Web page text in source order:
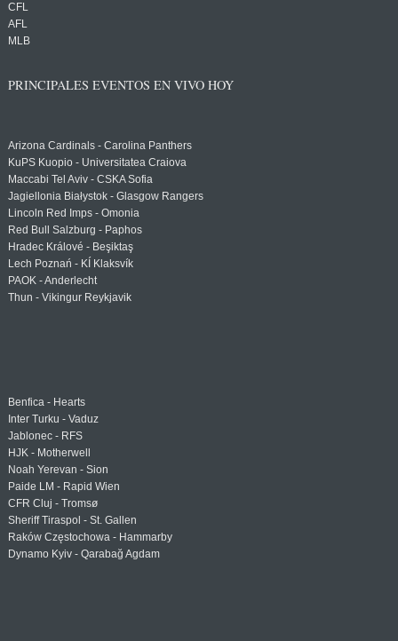
CFL
AFL
MLB
PRINCIPALES EVENTOS EN VIVO HOY
Arizona Cardinals - Carolina Panthers
KuPS Kuopio - Universitatea Craiova
Maccabi Tel Aviv - CSKA Sofia
Jagiellonia Białystok - Glasgow Rangers
Lincoln Red Imps - Omonia
Red Bull Salzburg - Paphos
Hradec Králové - Beşiktaş
Lech Poznań - KÍ Klaksvík
PAOK - Anderlecht
Thun - Vikingur Reykjavik
Benfica - Hearts
Inter Turku - Vaduz
Jablonec - RFS
HJK - Motherwell
Noah Yerevan - Sion
Paide LM - Rapid Wien
CFR Cluj - Tromsø
Sheriff Tiraspol - St. Gallen
Raków Częstochowa - Hammarby
Dynamo Kyiv - Qarabağ Agdam